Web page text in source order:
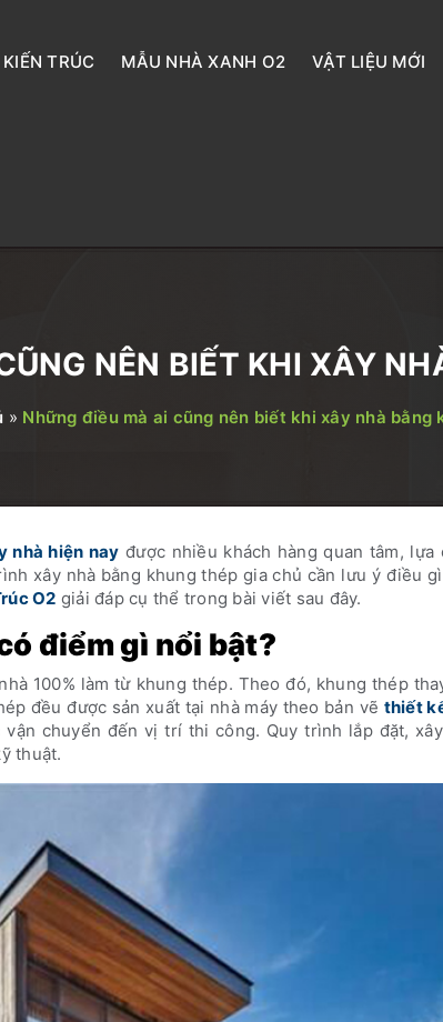
TRÚC MẪU NHÀ XANH O2 VẬT LIỆU MỚI
NÊN BIẾT KHI XÂY
» Những điều mà ai cũng nên biết khi xây nhà bằng
nhà hiện nay được nhiều khách hàng quan tâm, lựa
xây nhà bằng khung thép gia chủ cần lưu ý điều
O2 giải đáp cụ thể trong bài viết sau đây.
điểm gì nổi bật?
100% làm từ khung thép. Theo đó, khung thép
đều được sản xuất tại nhà máy theo bản vẽ thiết
chuyển đến vị trí thi công. Quy trình lắp đặt,
thuật.